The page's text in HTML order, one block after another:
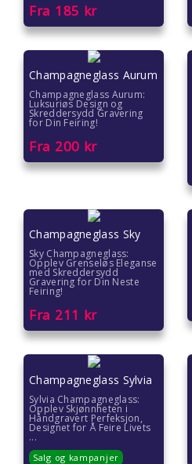
Fra 185 kr
Champagneglass Aurum
Champagneglass Aurum:
Luksuriøs Design og
Skreddersydd Gravering
for Din Feiring!
Fra 200 kr
Champagneglass Sky
Sky Champagneglass:
Opplev Grenseløs Eleganse
med Skreddersydd
Gravering for Din Neste
Feiring!
Fra 211 kr
Champagneglass Sylvia
Sylvia Champagneglass:
Opplev Skjønnheten i
Håndgravert Perfeksjon,
Designet for Å Feire Livets
...
Salg og kampanjer